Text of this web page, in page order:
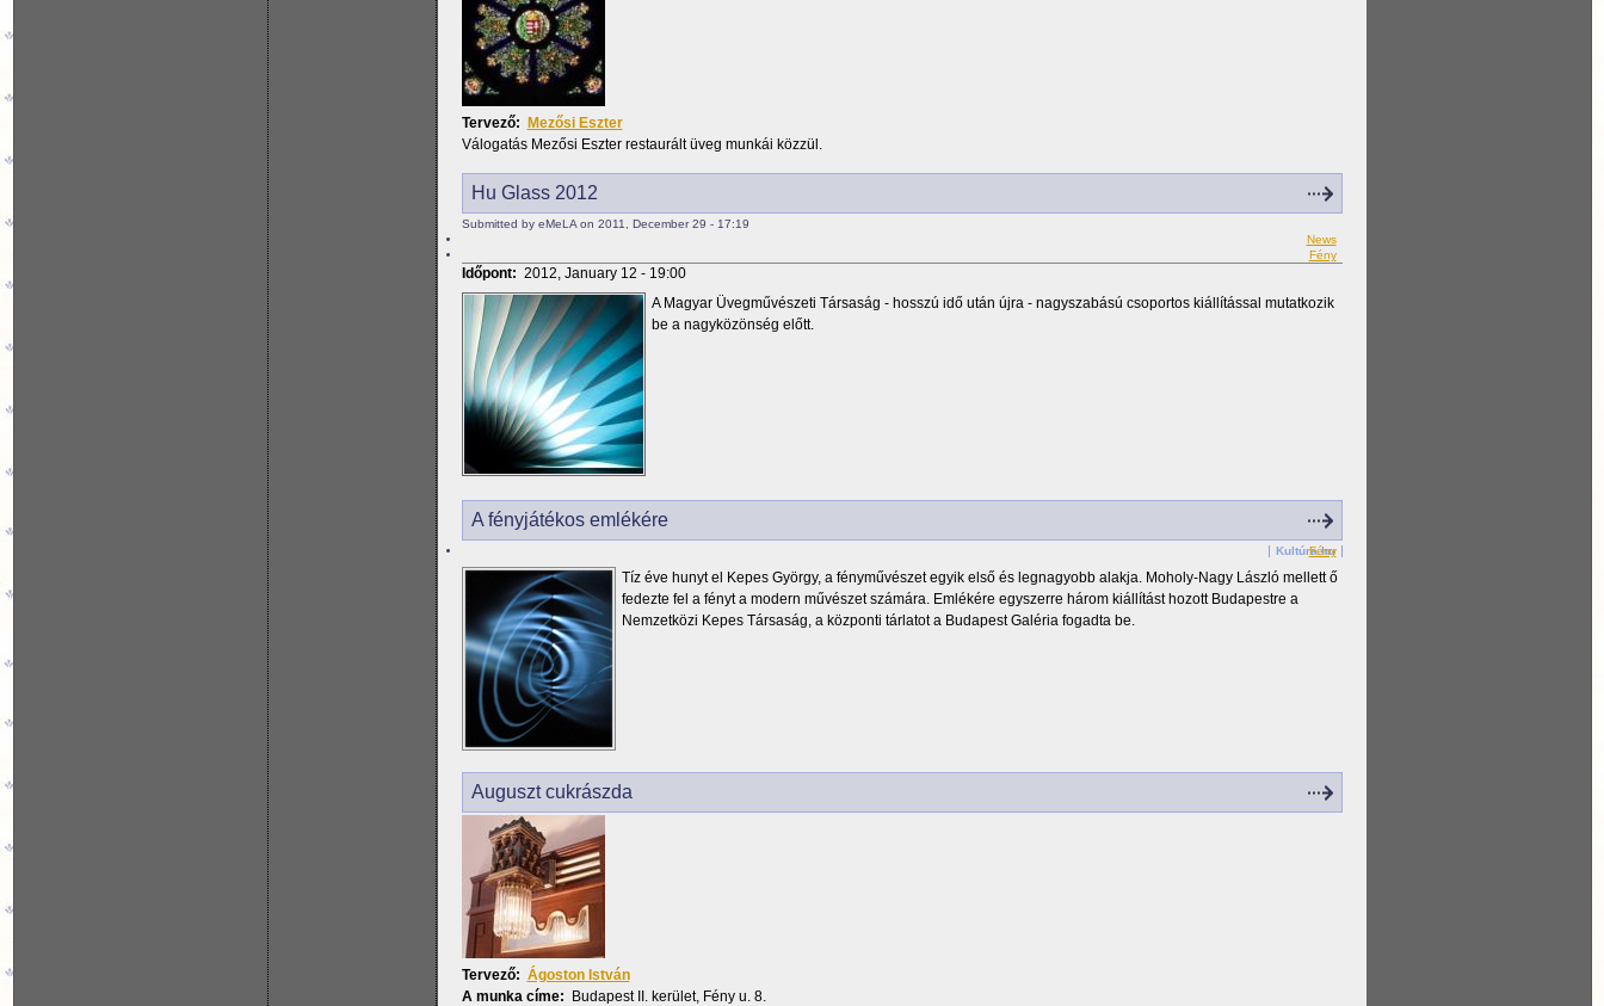
Tervező:
Mezősi Eszter
Válogatás Mezősi Eszter restaurált üveg munkái közzül.
Hu Glass 2012
Submitted by eMeLA on 2011, December 29 - 17:19
News
Fény
Időpont: 2012, January 12 - 19:00
A Magyar Üvegművészeti Társaság - hosszú idő után újra - nagyszabású csoportos kiállítással mutatkozik
be a nagyközönség előtt.
A fényjátékos emlékére
Fény
Kultúra.hu
Tíz éve hunyt el Kepes György, a fényművészet egyik első és legnagyobb alakja. Moholy-Nagy László mellett ő
fedezte fel a fényt a modern művészet számára. Emlékére egyszerre három kiállítást hozott Budapestre a
Nemzetközi Kepes Társaság, a központi tárlatot a Budapest Galéria fogadta be.
Auguszt cukrászda
Tervező: Ágoston István
A munka címe:
Budapest II. kerület, Fény u. 8.